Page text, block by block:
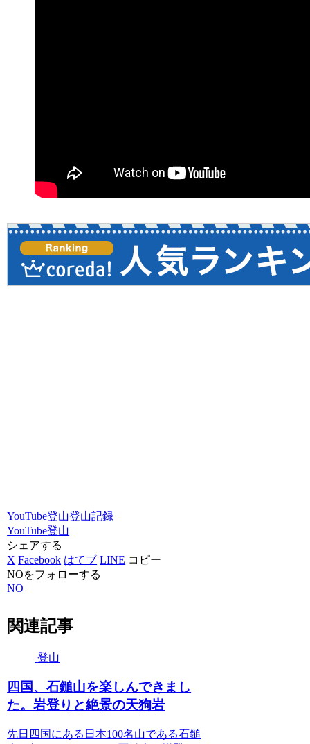
YouTube登山登山記録
YouTube登山
シェアする
X Facebook はてブ LINE コピー
NOをフォローする
NO
関連記事
登山
四国、石鎚山を楽しんできまし
た。岩登りと絶景の天狗岩
先日四国にある日本100名山である石鎚